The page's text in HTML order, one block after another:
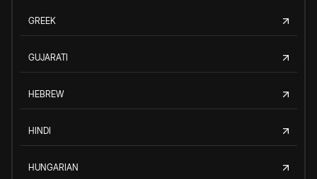
GREEK
GUJARATI
HEBREW
HINDI
HUNGARIAN